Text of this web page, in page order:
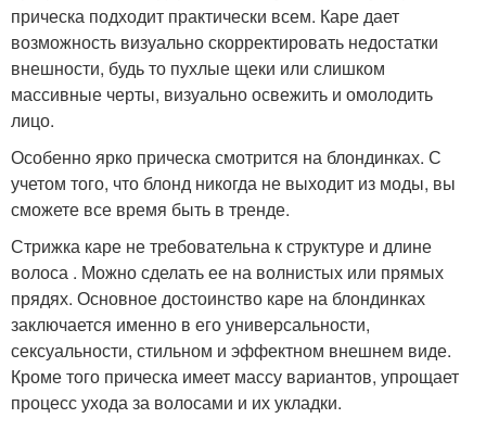
прическа подходит практически всем. Каре дает
возможность визуально скорректировать недостатки
внешности, будь то пухлые щеки или слишком
массивные черты, визуально освежить и омолодить
лицо.
Особенно ярко прическа смотрится на блондинках. С
учетом того, что блонд никогда не выходит из моды, вы
сможете все время быть в тренде.
Стрижка каре не требовательна к структуре и длине
волоса . Можно сделать ее на волнистых или прямых
прядях. Основное достоинство каре на блондинках
заключается именно в его универсальности,
сексуальности, стильном и эффектном внешнем виде.
Кроме того прическа имеет массу вариантов, упрощает
процесс ухода за волосами и их укладки.